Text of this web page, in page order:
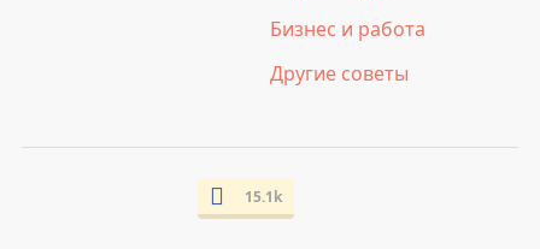
Бизнес и работа
Другие советы
15.1k